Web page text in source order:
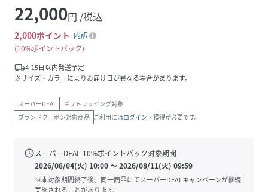
22,000円 /税込
2,000ポイント 内訳
10%ポイントバック
local_shipping4-15日以内発送予定
※サイズ・カラーによりお届け日が異なる場合があります。
スーパーDEAL
ギフトラッピング対象
ブランドクーポン対象商品 ご利用にはログイン ・獲得が必要です。
scheduleスーパーDEAL 10%ポイントバック対象期間
2026/08/04(火) 10:00〜2026/08/11(火) 09:59
※本対象期間終了後、同一商品にてスーパーDEALキャンペーンが継続
実施されることがあります。